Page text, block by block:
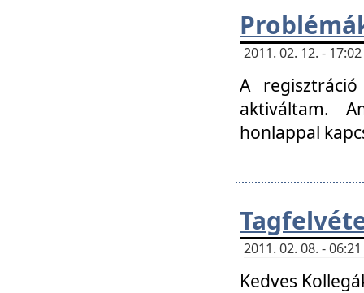
2011. 02. 12. -
A
aktiváltam.
honlappal
2011. 02. 08. -
Kedves